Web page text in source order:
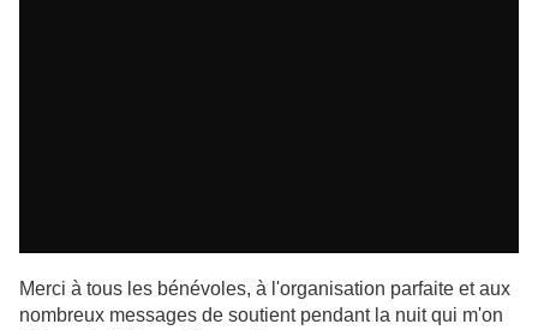
Merci à tous les bénévoles, à l'organisation parfaite et aux
nombreux messages de soutient pendant la nuit qui m'on